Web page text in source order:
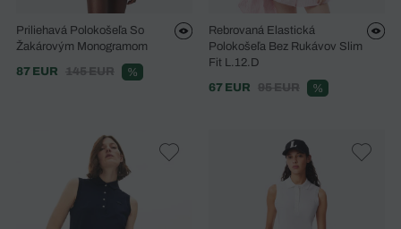
Priliehavá Polokošeľa So
Žakárovým Monogramom
87 EUR
145 EUR %
Rebrovaná Elastická
Polokošeľa Bez Rukávov Slim
Fit L.12.D
67 EUR
95 EUR %